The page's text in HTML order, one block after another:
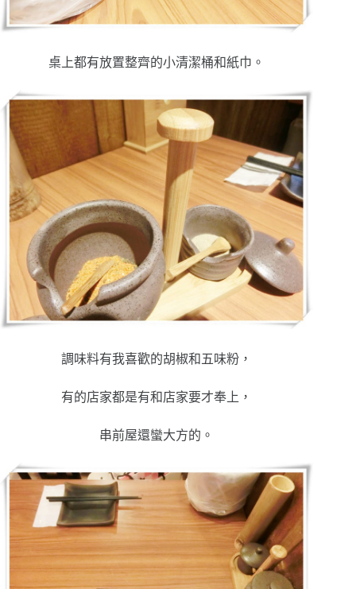
桌上都有放置整齊的小清潔桶和紙巾。
調味料有我喜歡的胡椒和五味粉，
有的店家都是有和店家要才奉上，
串前屋還蠻大方的。